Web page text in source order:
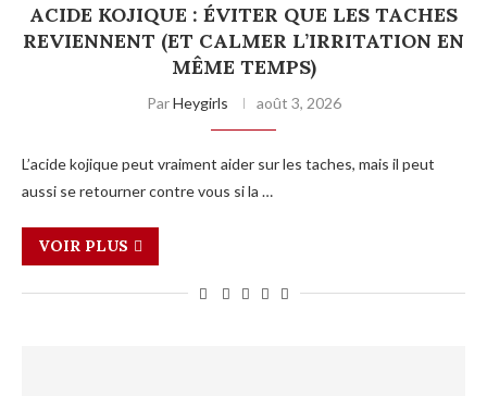
ACIDE KOJIQUE : ÉVITER QUE LES TACHES
REVIENNENT (ET CALMER L’IRRITATION EN
MÊME TEMPS)
ParHeygirls août 3, 2026
L’acide kojique peut vraiment aider sur les taches, mais il peut
aussi se retourner contre vous si la …
VOIR PLUS